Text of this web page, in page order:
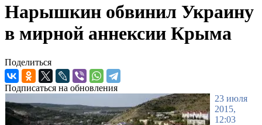
Нарышкин обвинил Украину
в мирной аннексии Крыма
Поделиться
Подписаться на обновления
23 июля
2015,
12:03